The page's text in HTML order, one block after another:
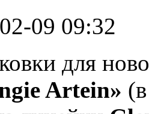
09 09:32
для
Artein»